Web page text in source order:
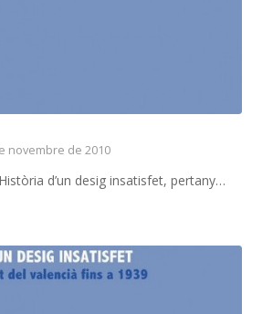
novembre de 2010
d’un desig insatisfet, pertany…